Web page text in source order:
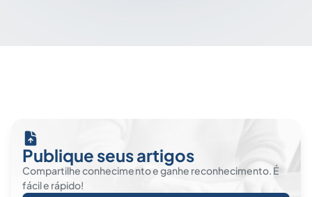
Publique seus artigos
Compartilhe conhecimento e ganhe reconhecimento. É
fácil e rápido!